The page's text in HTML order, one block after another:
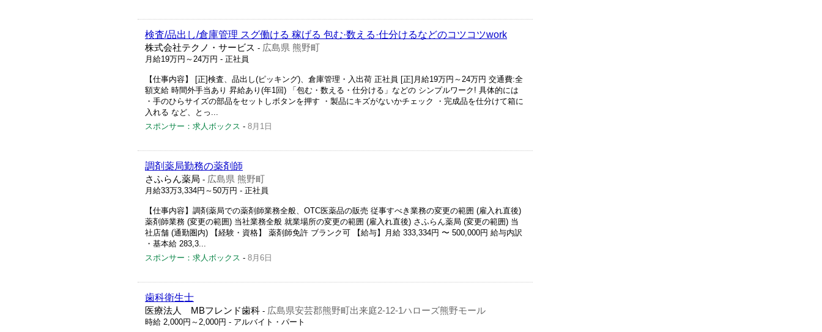
検査/品出し/倉庫管理 スグ働ける 稼げる 包む·数える·仕分けるなどのコツコツwork
株式会社テクノ・サービス - 広島県 熊野町
月給19万円～24万円 - 正社員
【仕事内容】 [正]検査、品出し(ピッキング)、倉庫管理・入出荷 正社員 [正]月給19万円～24万円 交通費:全
額支給 時間外手当あり 昇給あり(年1回) 「包む・数える・仕分ける」などの シンプルワーク! 具体的には
・手のひらサイズの部品をセットしボタンを押す ・製品にキズがないかチェック ・完成品を仕分けて箱に
入れる など、とっ...
スポンサー：求人ボックス - 8月1日
調剤薬局勤務の薬剤師
さふらん薬局 - 広島県 熊野町
月給33万3,334円～50万円 - 正社員
【仕事内容】調剤薬局での薬剤師業務全般、OTC医薬品の販売 従事すべき業務の変更の範囲 (雇入れ直後)
薬剤師業務 (変更の範囲) 当社業務全般 就業場所の変更の範囲 (雇入れ直後) さふらん薬局 (変更の範囲) 当
社店舗 (通勤圏内) 【経験・資格】 薬剤師免許 ブランク可 【給与】月給 333,334円 〜 500,000円 給与内訳
・基本給 283,3...
スポンサー：求人ボックス - 8月6日
歯科衛生士
医療法人 MBフレンド歯科 - 広島県安芸郡熊野町出来庭2-12-1ハローズ熊野モール
時給 2,000円～2,000円 - アルバイト・パート